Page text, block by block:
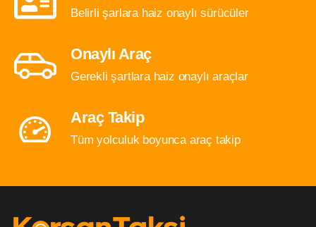
Belirli şarlara haiz onaylı sürücüler
Onaylı Araç
Gerekli şartlara haiz onaylı araçlar
Araç Takip
Tüm yolculuk boyunca araç takip